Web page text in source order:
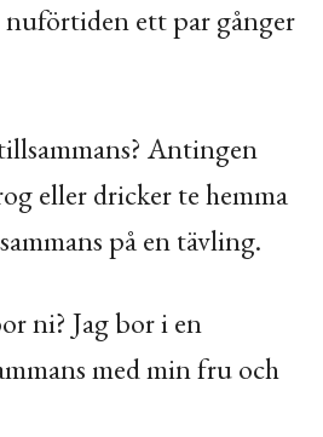
ett par gånger
Antingen
eller dricker te hemma
på en tävling.
ni? Jag bor i en
med min fru och